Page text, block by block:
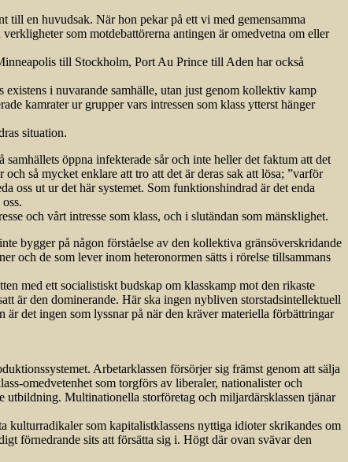
en huvudsak. När hon pekar på ett vi med gemensamma
som motdebattörerna antingen är omedvetna om eller
till Stockholm, Port Au Prince till Aden har också
i nuvarande samhälle, utan just genom kollektiv kamp
kamrater ur grupper vars intressen som klass ytterst hänger
situation.
öppna infekterade sår och inte heller det faktum att det
så mycket enklare att tro att det är deras sak att lösa; ”varför
oss ut ur det här systemet. Som funktionshindrad är det enda
och vårt intresse som klass, och i slutändan som mänsklighet.
bygger på någon förståelse av den kollektiva gränsöverskridande
och de som lever inom heteronormen sätts i rörelse tillsammans
med ett socialistiskt budskap om klasskamp mot den rikaste
är den dominerande. Här ska ingen nybliven storstadsintellektuell
det ingen som lyssnar på när den kräver materiella förbättringar
Arbetarklassen försörjer sig främst genom att sälja
omedvetenhet som torgförs av liberaler, nationalister och
Multinationella storföretag och miljardärsklassen tjänar
kulturradikaler som kapitalistklassens nyttiga idioter skrikandes om
förnedrande sits att försätta sig i. Högt där ovan svävar den